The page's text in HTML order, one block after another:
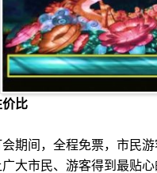
比
间，全程免票，市民游
广大市民、游客得到最贴